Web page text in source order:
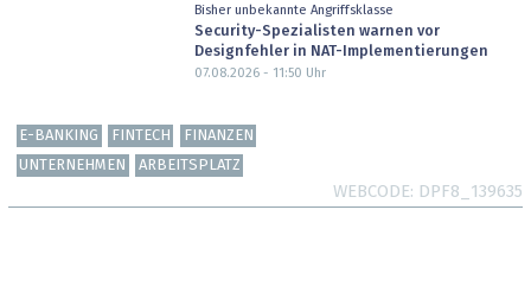
Bisher unbekannte Angriffsklasse
Security-Spezialisten warnen vor
Designfehler in NAT-Implementierungen
07.08.2026 - 11:50 Uhr
E-BANKING FINTECH
FINANZEN
UNTERNEHMEN
ARBEITSPLATZ
WEBCODE DPF8_139635